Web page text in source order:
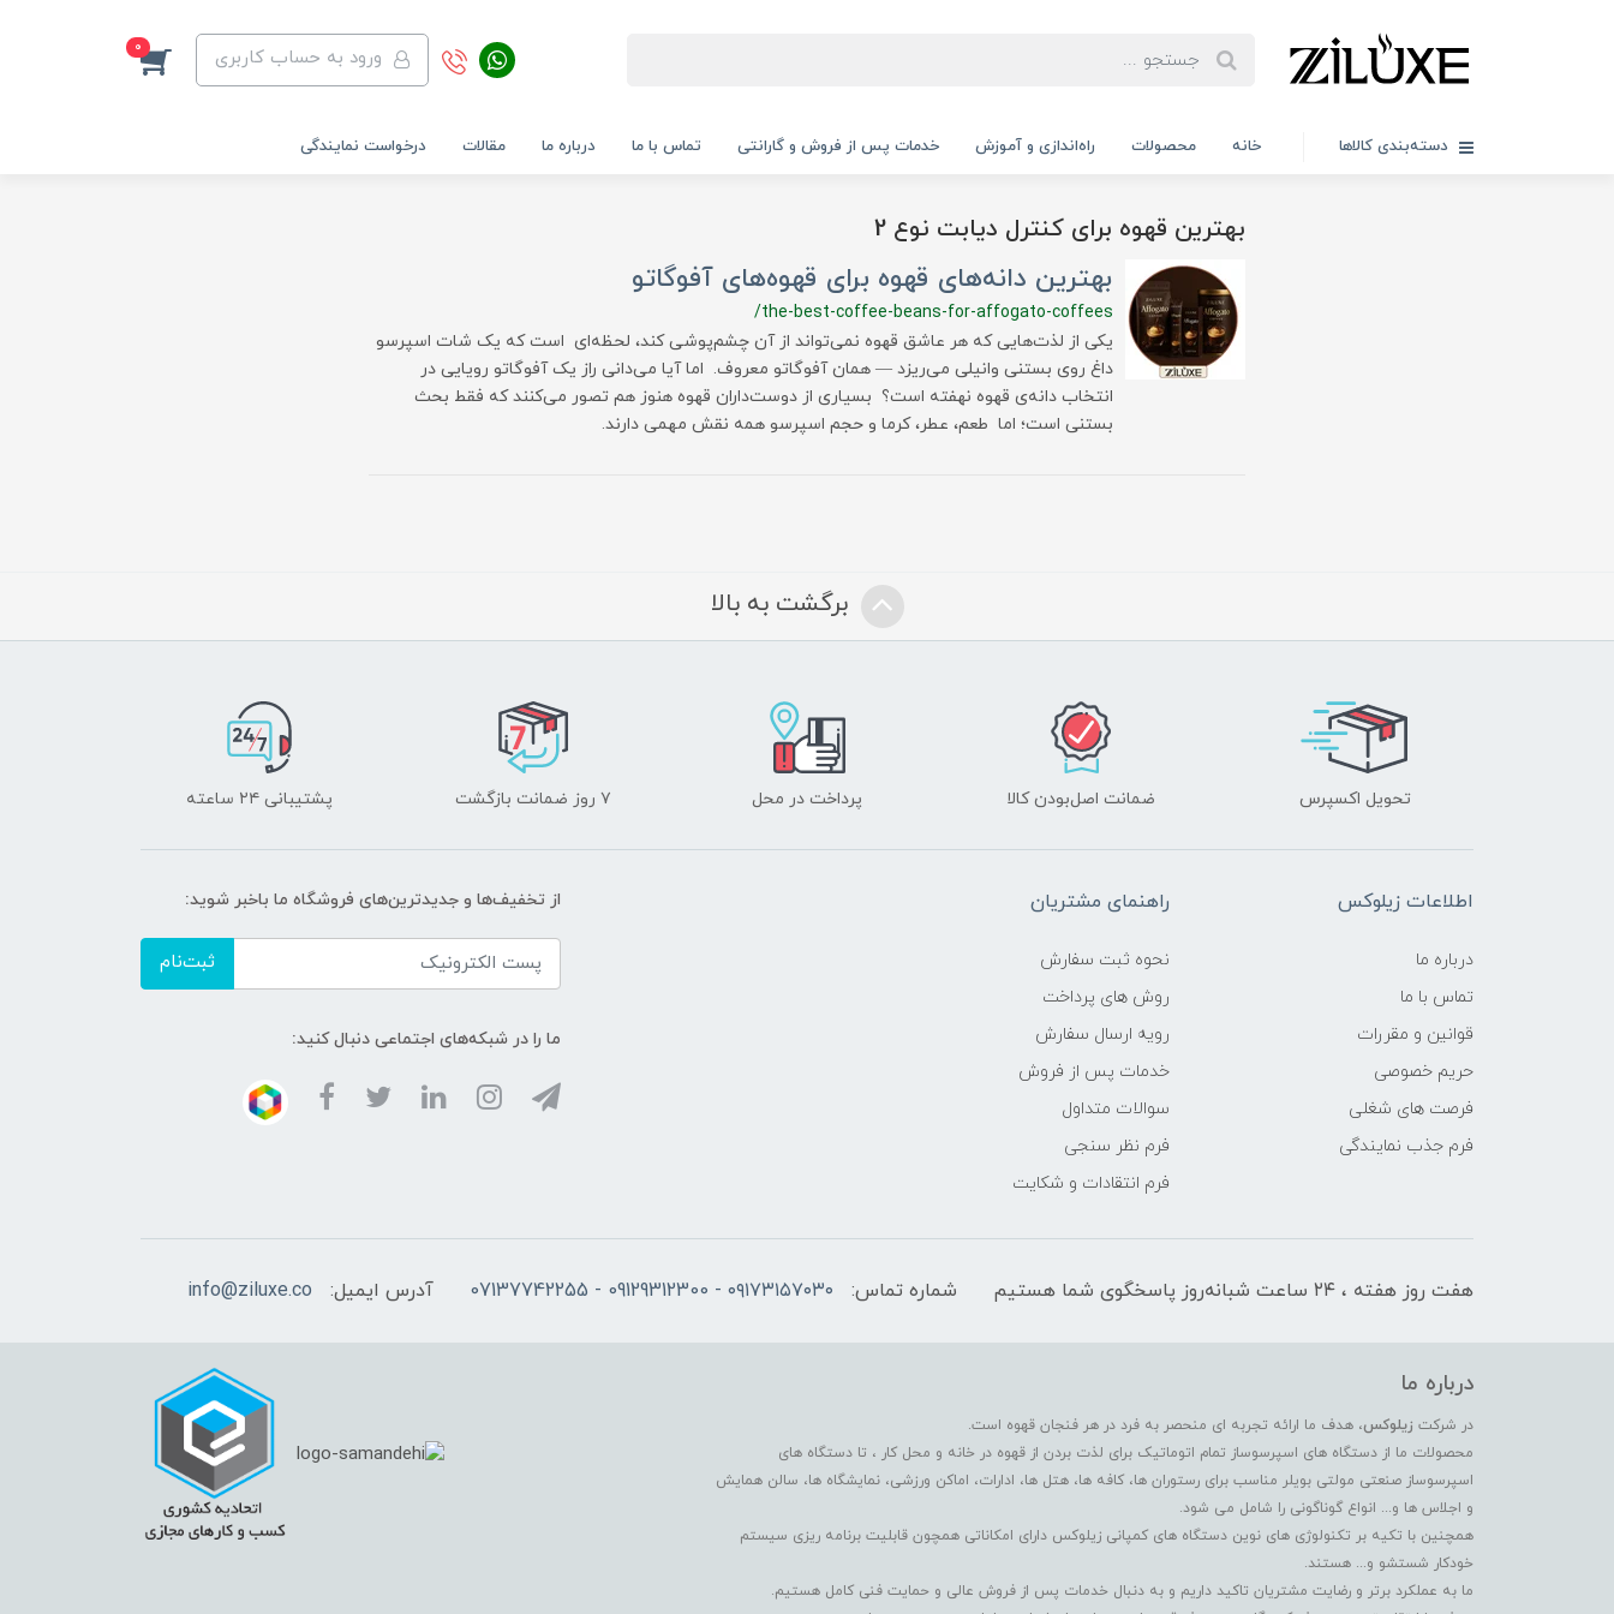
ورود به حساب کاربری 0
دسته‌بندی کالاها خانه محصولات راه‌اندازی و آموزش خدمات پس از فروش و گارانتی تماس با ما درباره ما مقالات درخواست نمایندگی
بهترین قهوه برای کنترل دیابت نوع 2
بهترین دانه‌های قهوه برای قهوه‌های آفوگاتو
/the-best-coffee-beans-for-affogato-coffees
یکی از لذت‌هایی که هر عاشق قهوه نمی‌تواند از آن چشم‌پوشی کند، لحظه‌ای است که یک شات اسپرسو
داغ روی بستنی وانیلی می‌ریزد — همان آفوگاتو معروف. اما آیا می‌دانی راز یک آفوگاتو رویایی در
انتخاب دانه‌ی قهوه نهفته است؟ بسیاری از دوست‌داران قهوه هنوز هم تصور می‌کنند که فقط بحث
بستنی است؛ اما طعم، عطر، کرما و حجم اسپرسو همه نقش مهمی دارند.
برگشت به بالا
تحویل اکسپرس ضمانت اصل‌بودن کالا پرداخت در محل ۷ روز ضمانت بازگشت پشتیبانی ۲۴ ساعته
اطلاعات زیلوکس
درباره ما
تماس با ما
قوانین و مقررات
حریم خصوصی
فرصت های شغلی
فرم جذب نمایندگی
راهنمای مشتریان
نحوه ثبت سفارش
روش های پرداخت
رویه ارسال سفارش
خدمات پس از فروش
سوالات متداول
فرم نظر سنجی
فرم انتقادات و شکایت
از تخفیف‌ها و جدیدترین‌های فروشگاه ما باخبر شوید:
ثبت‌نام
ما را در شبکه‌های اجتماعی دنبال کنید:
هفت روز هفته ، ۲۴ ساعت شبانه‌روز پاسخگوی شما هستیم شماره تماس: ۰۹۱۷۳۱۵۷۰۳۰ - 09129312300 - 07137742255 آدرس ایمیل: info@ziluxe.co
درباره ما
در شرکت زیلوکس، هدف ما ارائه تجربه ای منحصر به فرد در هر فنجان قهوه است.
محصولات ما از دستگاه های اسپرسوساز تمام اتوماتیک برای لذت بردن از قهوه در خانه و محل کار ، تا دستگاه های
اسپرسوساز صنعتی مولتی بویلر مناسب برای رستوران ها، کافه ها، هتل ها، ادارات، اماکن ورزشی، نمایشگاه ها، سالن همایش
و اجلاس ها و... انواع گوناگونی را شامل می شود.
همچنین با تکیه بر تکنولوژی های نوین دستگاه های کمپانی زیلوکس دارای امکاناتی همچون قابلیت برنامه ریزی سیستم
خودکار شستشو و... هستند.
ما به عملکرد برتر و رضایت مشتریان تاکید داریم و به دنبال خدمات پس از فروش عالی و حمایت فنی کامل هستیم.